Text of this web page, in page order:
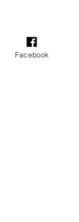
Facebook